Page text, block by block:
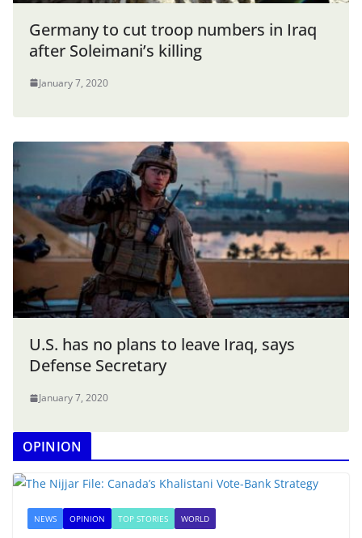
Germany to cut troop numbers in Iraq
after Soleimani’s killing
January 7, 2020
U.S. has no plans to leave Iraq, says
Defense Secretary
January 7, 2020
OPINION
NEWS OPINION TOP STORIES WORLD